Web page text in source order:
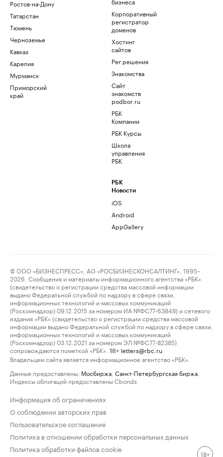
Ростов-на-Дону
Татарстан
Тюмень
Черноземье
Кавказ
Карелия
Мурманск
Приморский
край
Корпоративный
регистратор
доменов
Хостинг
сайтов
Рег.решения
Знакомства
Сайт
знакомств
podbor.ru
РБК
Компании
РБК Курсы
Школа
управления
РБК
РБК
Новости
iOS
Android
AppGallery
© ООО «БИЗНЕСПРЕСС», АО «РОСБИЗНЕСКОНСАЛТИНГ», 1995–
2026. Сообщения и материалы информационного агентства «РБК»
(свидетельство о регистрации средства массовой информации
выдано Федеральной службой по надзору в сфере связи,
информационных технологий и массовых коммуникаций
(Роскомнадзор) 09.12.2015 за номером ИА №ФС77-63848) и сетевого
издания «РБК» (свидетельство о регистрации средства массовой
информации выдано Федеральной службой по надзору в сфере связи,
информационных технологий и массовых коммуникаций
(Роскомнадзор) 03.12.2021 за номером ЭЛ №ФС77-82385)
сопровождаются пометкой «РБК».
18+ letters@rbc.ru
Владельцем сайта является информационное агентство «РБК».
Данные предоставлены: Мосбиржа Санкт-Петербургская биржа
Индексы облигаций предоставлены Cbonds.
Информация об ограничениях
О соблюдении авторских прав
Пользовательское соглашение
Политика в отношении обработки персональных данных
Политика обработки файлов cookie
18+